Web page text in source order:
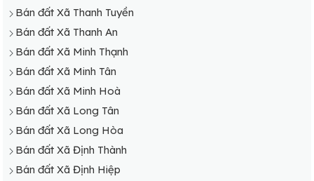
Bán đất Xã Thanh Tuyền
Bán đất Xã Thanh An
Bán đất Xã Minh Thạnh
Bán đất Xã Minh Tân
Bán đất Xã Minh Hoà
Bán đất Xã Long Tân
Bán đất Xã Long Hòa
Bán đất Xã Định Thành
Bán đất Xã Định Hiệp